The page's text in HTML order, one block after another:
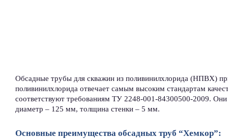
Обсадные трубы для скважин из поливинилхлорида (НПВХ)
поливинилхлорида отвечает самым высоким стандартам
соответствуют требованиям ТУ 2248-001-84300500-2009.
диаметр – 125 мм, толщина стенки – 5 мм.
Основные преимущества обсадных труб “Хемкор”: